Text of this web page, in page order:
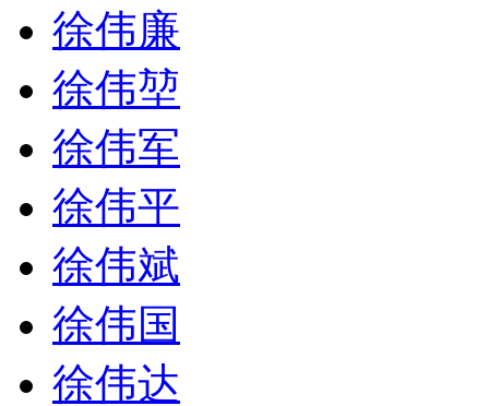
徐伟廉
徐伟堃
徐伟军
徐伟平
徐伟斌
徐伟国
徐伟达